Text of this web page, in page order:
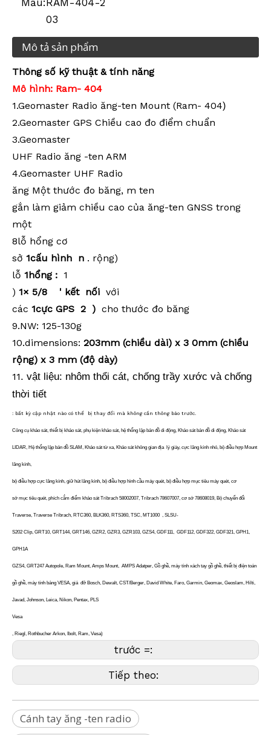
Mẫu: RAM-404-2
03
Mô tả sản phẩm
Thông số kỹ thuật & tính năng
Mô hình: Ram- 404
1.Geomaster Radio ăng-ten Mount (Ram- 404)
2.Geomaster GPS Chiều cao đo điểm chuẩn
3.Geomaster
UHF Radio ăng -ten ARM
4.Geomaster UHF Radio
ăng Một thước đo băng, m ten
gắn làm giảm chiều cao của ăng-ten GNSS trong
một
8lỗ hổng cơ
sở 1cấu hình n . rộng)
lỗ 1hổng : 1
) 1× 5/8 ' kết nối với
các 1cực GPS 2 ) cho thước đo băng
9.NW: 125-130g
10.dimensions: 203mm (chiều dài) x 3 0mm (chiều
rộng) x 3 mm (độ dày)
11. vật liệu: nhôm thổi cát, chống trầy xước và chống
thời tiết
: bất kỳ cập nhật nào có thể bị thay đổi mà không cần thông báo trước.
Công cụ khảo sát, thiết bị khảo sát, phụ kiện khảo sát, hệ thống lập bản đồ di động, Khảo sát bản đồ di động, Khảo sát
LIDAR, Hệ thống lập bản đồ SLAM, Khảo sát từ xa, Khảo sát không gian địa lý giày, cực lăng kính nhỏ, bộ điều hợp Mount
lăng kính,
bộ điều hợp cực lăng kính, giữ hút lăng kính, bộ điều hợp hình cầu máy quét, bộ điều hợp mục tiêu máy quét, cơ
sở mục tiêu quét, phích cắm điểm khảo sát Tribrach 58002007, Tribrach 78607007, cơ sở 78608019, Bộ chuyển đổi
Traverse, Traverse Tribrach, RTC360, BLK360, RTS360, TSC, MT1000 , SLSU-
S202 Clip, GRT10, GRT144, GRT146, GZR2, GZR3, GZR103, GZS4, GDF111, GDF112, GDF322, GDF321, GPH1,
GPH1A
GZS4, GRT247 Autopole, Ram Mount, Amps Mount, AMPS Adatper, Gồ ghề, máy tính xách tay gồ ghề, thiết bị điện toán
gồ ghề, máy tính bảng VESA, giá đỡ Bosch, Dewalt, CST/Berger, David White, Faro, Garmin, Geomax, Geoslam, Hilti,
Javad, Johnson, Leica, Nikon, Pentax, PLS
Vesa
, Riegl, Rothbucher Arkon, Ibolt, Ram, Vesa)
trước =:
Tiếp theo:
Cánh tay ăng -ten radio